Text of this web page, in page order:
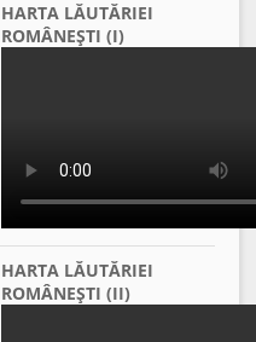
HARTA LĂUTĂRIEI
ROMÂNEŞTI (I)
HARTA LĂUTĂRIEI
ROMÂNEŞTI (II)